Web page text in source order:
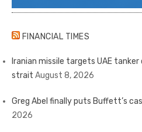
FINANCIAL TIMES
Iranian missile targets UAE
strait August 8, 2026
Greg Abel finally puts Buffett’s
2026